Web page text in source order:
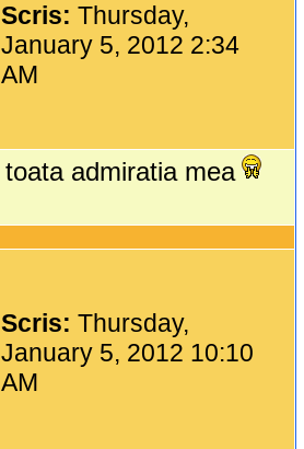
Scris:Thursday,
January 5, 2012 2:34
AM
toata admiratia mea
Scris:Thursday,
January 5, 2012 10:10
AM